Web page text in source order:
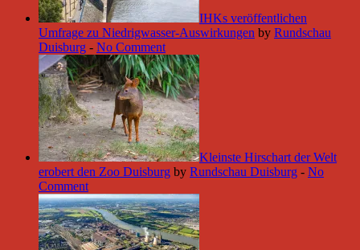
IHKs veröffentlichen
Umfrage zu Niedrigwasser-Auswirkungen by Rundschau
Duisburg - No Comment
Kleinste Hirschart der Welt
erobert den Zoo Duisburg by Rundschau Duisburg - No
Comment